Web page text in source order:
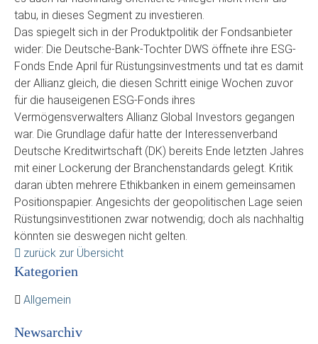
tabu, in dieses Segment zu investieren.
Das spiegelt sich in der Produktpolitik der Fondsanbieter
wider: Die Deutsche-Bank-Tochter DWS öffnete ihre ESG-
Fonds Ende April für Rüstungsinvestments und tat es damit
der Allianz gleich, die diesen Schritt einige Wochen zuvor
für die hauseigenen ESG-Fonds ihres
Vermögensverwalters Allianz Global Investors gegangen
war. Die Grundlage dafür hatte der Interessenverband
Deutsche Kreditwirtschaft (DK) bereits Ende letzten Jahres
mit einer Lockerung der Branchenstandards gelegt. Kritik
daran übten mehrere Ethikbanken in einem gemeinsamen
Positionspapier. Angesichts der geopolitischen Lage seien
Rüstungsinvestitionen zwar notwendig; doch als nachhaltig
könnten sie deswegen nicht gelten.
zurück zur Übersicht
Kategorien
Allgemein
Newsarchiv